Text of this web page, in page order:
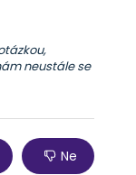
neustále se
Ne